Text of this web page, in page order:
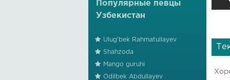
Популярные певцы
Узбекистан
Ulug'bek Rahmatullayev
Shahzoda
Mango guruhi
Odilbek Abdullayev